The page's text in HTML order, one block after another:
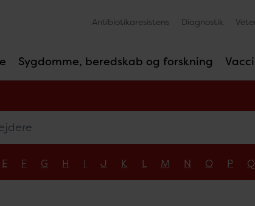
Sygdomme, beredskab og forskning
Antibiotikaresistens Diagnostik
E F G H I J K L M N O P Q